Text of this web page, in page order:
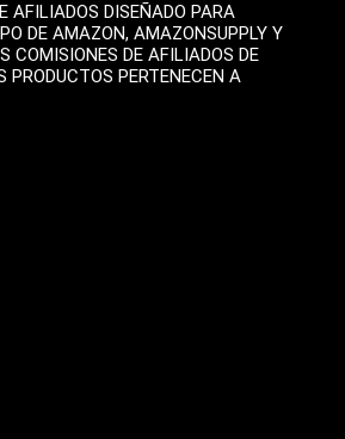
AFILIADOS DISEÑADO PARA
DE AMAZON, AMAZONSUPPLY Y
COMISIONES DE AFILIADOS DE
PERTENECEN A